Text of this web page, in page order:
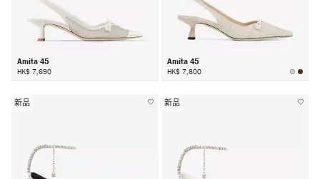
Amita 45
HK$ 7,690
Amita 45
HK$ 7,800
新品 新品